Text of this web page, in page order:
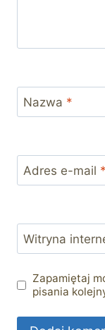
Nazwa *
Adres e-mail *
Witryna
Zapamiętaj
pisania